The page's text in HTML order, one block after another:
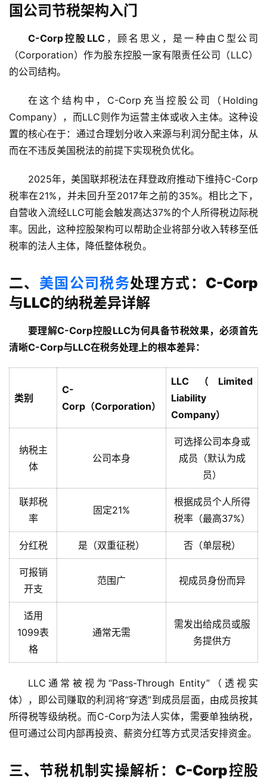
国公司节税架构入门
C-Corp控股LLC，顾名思义，是一种由C型公司
（Corporation）作为股东控股一家有限责任公司（LLC）
的公司结构。
在这个结构中，C-Corp充当控股公司（Holding
Company），而LLC则作为运营主体或收入主体。这种设
置的核心在于：通过合理划分收入来源与利润分配主体，从
而在不违反美国税法的前提下实现税负优化。
2025年，美国联邦税法在拜登政府推动下维持C-Corp
税率在21%，并未回升至2017年之前的35%。相比之下，
自营收入流经LLC可能会触发高达37%的个人所得税边际税
率。因此，这种控股架构可以帮助企业将部分收入转移至低
税率的法人主体，降低整体税负。
二、 美国公司税务处理方式：C-Corp
与LLC的纳税差异详解
要理解C-Corp控股LLC为何具备节税效果，必须首先
清晰C-Corp与LLC在税务处理上的根本差异：
类别
C-
Corp（Corporation）
LLC（Limited
Liability
Company）
纳税主
体
公司本身
可选择公司本身或
成员（默认为成
员）
联邦税
率
固定21%
根据成员个人所得
税率（最高37%）
分红税 是（双重征税） 否（单层税）
可报销
开支
范围广 视成员身份而异
适用
1099表
格
通常无需
需发出给成员或服
务提供方
LLC通常被视为“Pass-Through Entity”（透视实
体），即公司赚取的利润将“穿透”到成员层面，由成员按其
所得税等级纳税。而C-Corp为法人实体，需要单独纳税，
但可通过公司内部再投资、薪资分红等方式灵活安排资金。
三、节税机制实操解析：C-Corp控股